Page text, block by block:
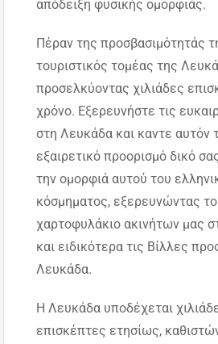
απόδειξη φυσικής ομορφιάς.
Πέραν της προσβασιμότητάς
τουριστικός τομέας της
προσελκύοντας χιλιάδες
χρόνο. Εξερευνήστε τις
στη Λευκάδα και καντε αυτόν
εξαιρετικό προορισμό δικό
την ομορφιά αυτού του
κόσμηματος, εξερευνώντας το
χαρτοφυλάκιο ακινήτων μας
και ειδικότερα τις Βίλλες
Λευκάδα.
Η Λευκάδα υποδέχεται
επισκέπτες ετησίως,